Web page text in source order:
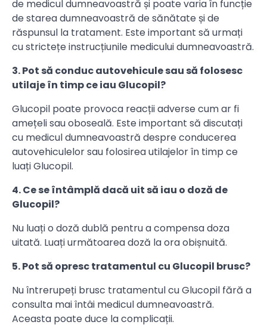
de medicul dumneavoastră și poate varia în funcție
de starea dumneavoastră de sănătate și de
răspunsul la tratament. Este important să urmați
cu strictețe instrucțiunile medicului dumneavoastră.
3. Pot să conduc autovehicule sau să folosesc
utilaje în timp ce iau Glucopil?
Glucopil poate provoca reacții adverse cum ar fi
amețeli sau oboseală. Este important să discutați
cu medicul dumneavoastră despre conducerea
autovehiculelor sau folosirea utilajelor în timp ce
luați Glucopil.
4. Ce se întâmplă dacă uit să iau o doză de
Glucopil?
Nu luați o doză dublă pentru a compensa doza
uitată. Luați următoarea doză la ora obișnuită.
5. Pot să opresc tratamentul cu Glucopil brusc?
Nu întrerupeți brusc tratamentul cu Glucopil fără a
consulta mai întâi medicul dumneavoastră.
Aceasta poate duce la complicații.